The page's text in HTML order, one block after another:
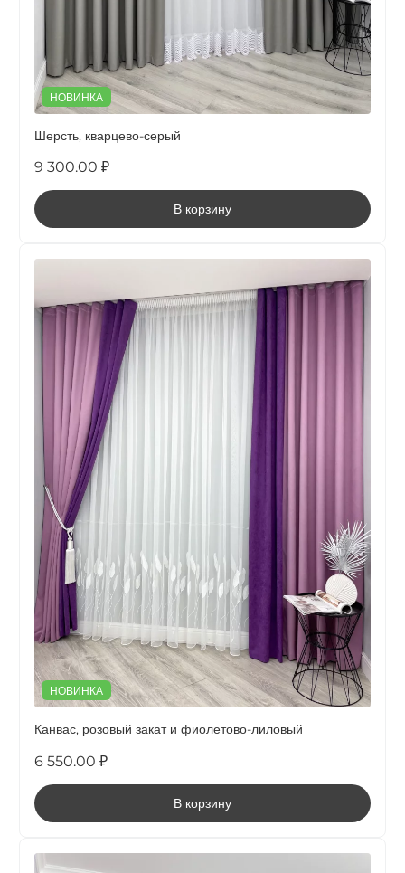
НОВИНКА
Шерсть, кварцево-серый
9 300.00 ₽
В корзину
НОВИНКА
Канвас, розовый закат и фиолетово-лиловый
6 550.00 ₽
В корзину